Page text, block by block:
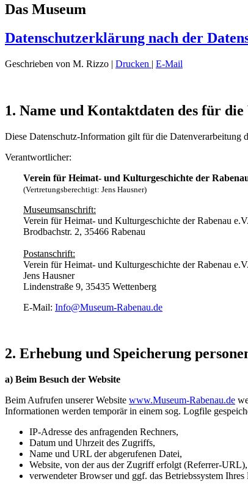
Das Museum
Datenschutzerklärung nach der
Geschrieben von M. Rizzo | Drucken | E-Mail
1. Name und Kontaktdaten des für
Diese Datenschutz-Information gilt für die Datenverarbeitung
Verantwortlicher:
Verein für Heimat- und Kulturgeschichte der
(Vertretungsberechtigt: Jens Hausner)
Museumsanschrift:
Verein für Heimat- und Kulturgeschichte der Rabenau e.V.
Brodbachstr. 2, 35466 Rabenau
Postanschrift:
Verein für Heimat- und Kulturgeschichte der Rabenau e.V.
Jens Hausner
Lindenstraße 9, 35435 Wettenberg
E-Mail: Info@Museum-Rabenau.de
2. Erhebung und Speicherung
a) Beim Besuch der Website
Beim Aufrufen unserer Website www.Museum-Rabenau.de
Informationen werden temporär in einem sog. Logfile
IP-Adresse des anfragenden Rechners,
Datum und Uhrzeit des Zugriffs,
Name und URL der abgerufenen Datei,
Website, von der aus der Zugriff erfolgt (Referrer-URL),
verwendeter Browser und ggf. das Betriebssystem